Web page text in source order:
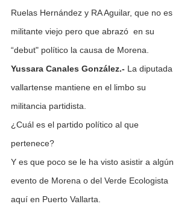
Ruelas Hernández y RA Aguilar, que no es
militante viejo pero que abrazó  en su
“debut" político la causa de Morena.
Yussara Canales González.- La diputada
vallartense mantiene en el limbo su
militancia partidista.
¿Cuál es el partido político al que
pertenece?
Y es que poco se le ha visto asistir a algún
evento de Morena o del Verde Ecologista
aquí en Puerto Vallarta.